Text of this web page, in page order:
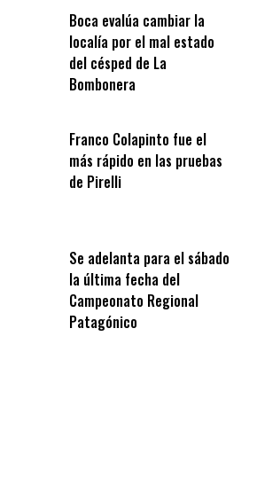
Boca evalúa cambiar la
localía por el mal estado
del césped de La
Bombonera
Franco Colapinto fue el
más rápido en las pruebas
de Pirelli
Se adelanta para el sábado
la última fecha del
Campeonato Regional
Patagónico